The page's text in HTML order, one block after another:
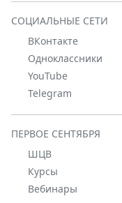
СОЦИАЛЬНЫЕ СЕТИ
ВКонтакте
Одноклассники
YouTube
Telegram
ПЕРВОЕ СЕНТЯБРЯ
ШЦВ
Курсы
Вебинары